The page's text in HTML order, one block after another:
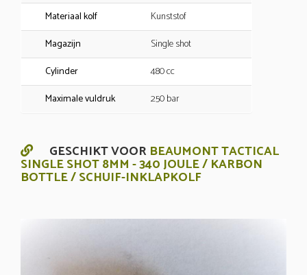
Materiaal kolf
Kunststof
Magazijn
Single shot
Cylinder
480 cc
Maximale vuldruk
250 bar
GESCHIKT VOOR BEAUMONT TACTICAL
SINGLE SHOT 8MM - 340 JOULE / KARBON
BOTTLE / SCHUIF-INKLAPKOLF